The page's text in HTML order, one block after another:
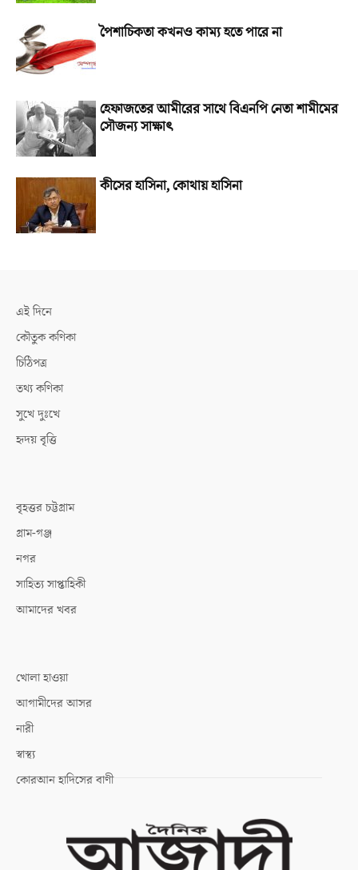
পৈশাচিকতা কখনও কাম্য হতে পারে না
হেফাজতের আমীরের সাথে বিএনপি নেতা শামীমের
সৌজন্য সাক্ষাৎ
কীসের হাসিনা, কোথায় হাসিনা
এই দিনে
কৌতুক কণিকা
চিঠিপত্র
তথ্য কণিকা
সুখে দুঃখে
হৃদয় বৃত্তি
বৃহত্তর চট্টগ্রাম
গ্রাম-গঞ্জ
নগর
সাহিত্য সাপ্তাহিকী
আমাদের খবর
খোলা হাওয়া
আগামীদের আসর
নারী
স্বাস্থ্য
কোরআন হাদিসের বাণী